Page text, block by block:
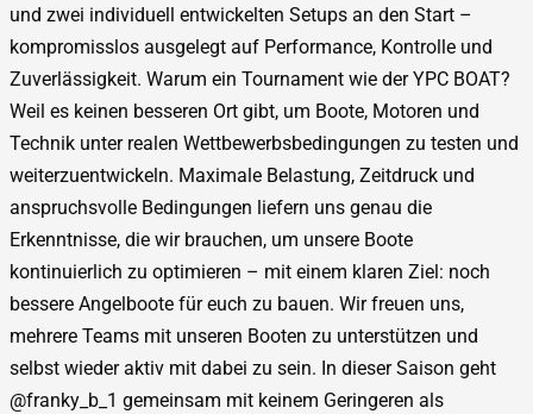
und zwei individuell entwickelten Setups an den Start –
kompromisslos ausgelegt auf Performance, Kontrolle und
Zuverlässigkeit. Warum ein Tournament wie der YPC BOAT?
Weil es keinen besseren Ort gibt, um Boote, Motoren und
Technik unter realen Wettbewerbsbedingungen zu testen und
weiterzuentwickeln. Maximale Belastung, Zeitdruck und
anspruchsvolle Bedingungen liefern uns genau die
Erkenntnisse, die wir brauchen, um unsere Boote
kontinuierlich zu optimieren – mit einem klaren Ziel: noch
bessere Angelboote für euch zu bauen. Wir freuen uns,
mehrere Teams mit unseren Booten zu unterstützen und
selbst wieder aktiv mit dabei zu sein. In dieser Saison geht
@franky_b_1 gemeinsam mit keinem Geringeren als